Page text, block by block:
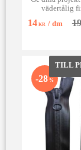
vädertålig
14KR / dm 19
28 %